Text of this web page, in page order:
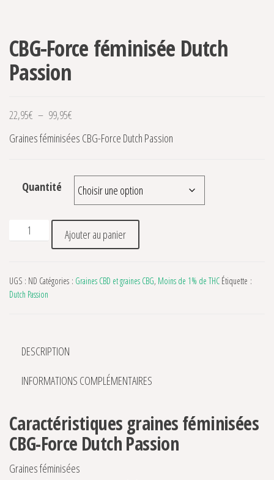
CBG-Force féminisée Dutch
Passion
22,95€ – 99,95€
Graines féminisées CBG-Force Dutch Passion
Quantité
quantité de CBG-Force féminisée Dutch Passion
Ajouter au panier
UGS : ND Catégories : Graines CBD et graines CBG, Moins de 1% de THC Étiquette :
Dutch Passion
DESCRIPTION
INFORMATIONS COMPLÉMENTAIRES
Caractéristiques graines féminisées
CBG-Force Dutch Passion
Graines féminisées